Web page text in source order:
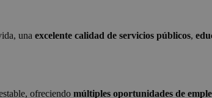
una excelente calidad de servicios públicos,
ofreciendo múltiples oportunidades de